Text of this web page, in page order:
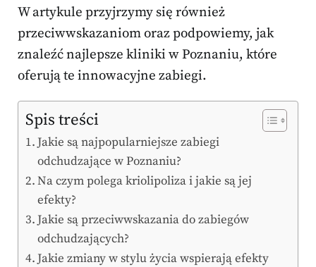
W artykule przyjrzymy się również
przeciwwskazaniom oraz podpowiemy, jak
znaleźć najlepsze kliniki w Poznaniu, które
oferują te innowacyjne zabiegi.
Spis treści
Jakie są najpopularniejsze zabiegi
odchudzające w Poznaniu?
Na czym polega kriolipoliza i jakie są jej
efekty?
Jakie są przeciwwskazania do zabiegów
odchudzających?
Jakie zmiany w stylu życia wspierają efekty